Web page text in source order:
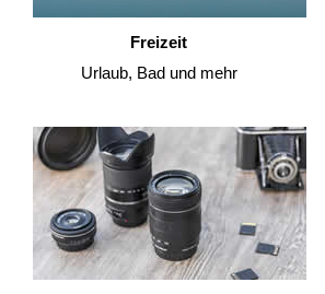
Freizeit
Urlaub, Bad und mehr